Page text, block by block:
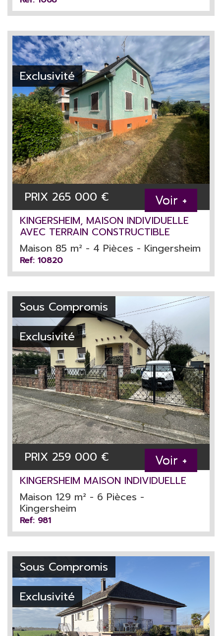
Exclusivité
PRIX 265 000 € Voir +
KINGERSHEIM, MAISON INDIVIDUELLE
AVEC TERRAIN CONSTRUCTIBLE
Maison 85 m² - 4 Pièces - Kingersheim
Ref: 10820
Sous Compromis
Exclusivité
PRIX 259 000 € Voir +
KINGERSHEIM MAISON INDIVIDUELLE
Maison 129 m² - 6 Pièces -
Kingersheim
Ref: 981
Sous Compromis
Exclusivité